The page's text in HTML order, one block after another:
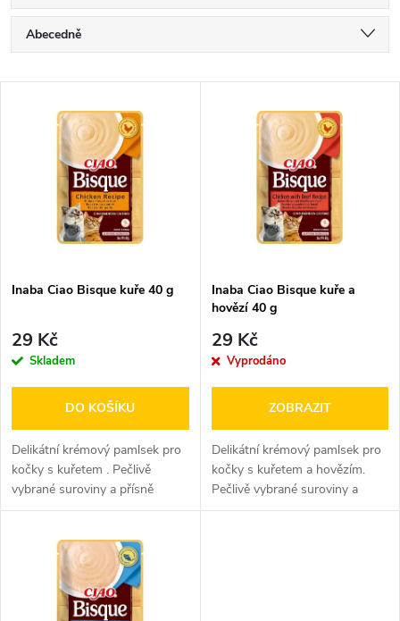
Ř
a
p
r
o
d
u
Abecedně
Nejprodávanější
s
p
r
d
u
Inaba Ciao Bisque kuře 40 g
29 Kč
Skladem
DO KOŠÍKU
Delikátní krémový pamlsek pro
kočky s kuřetem . Pečlivě
vybrané suroviny a přísně
kontrolovaná čerstvost.
Inaba Ciao Bisque kuře a
hovězí 40 g
29 Kč
Vyprodáno
ZOBRAZIT
Delikátní krémový pamlsek pro
kočky s kuřetem a hovězím.
Pečlivě vybrané suroviny a
přísně kontrolovaná čerstvost.